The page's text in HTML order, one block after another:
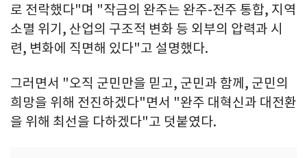
로 전락했다"며 "작금의 완주는 완주-전주 통합, 지역
소멸 위기, 산업의 구조적 변화 등 외부의 압력과 시
련, 변화에 직면해 있다"고 설명했다.
그러면서 "오직 군민만을 믿고, 군민과 함께, 군민의
희망을 위해 전진하겠다"면서 "완주 대혁신과 대전환
을 위해 최선을 다하겠다"고 덧붙였다.